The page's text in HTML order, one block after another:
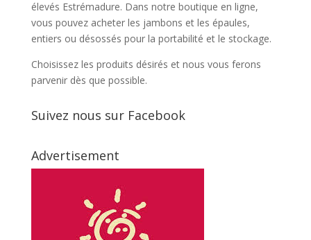
élevés Estrémadure. Dans notre boutique en ligne,
vous pouvez acheter les jambons et les épaules,
entiers ou désossés pour la portabilité et le stockage.
Choisissez les produits désirés et nous vous ferons
parvenir dès que possible.
Suivez nous sur Facebook
Advertisement